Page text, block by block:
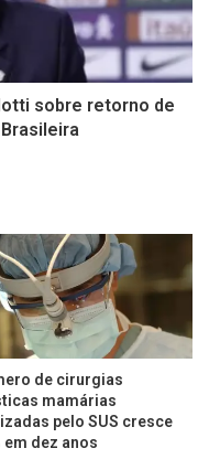
sobre retorno de
de cirurgias
mamárias
pelo SUS cresce
em dez anos